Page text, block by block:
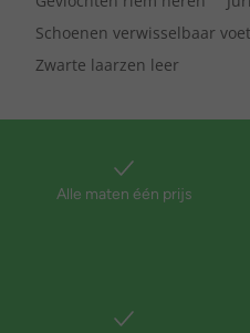
Schoenen verwisselbaar
Zwarte laarzen leer
Alle maten één prijs